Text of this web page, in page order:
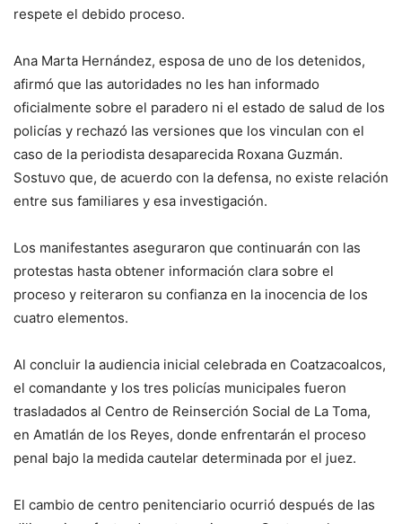
respete el debido proceso.
Ana Marta Hernández, esposa de uno de los detenidos,
afirmó que las autoridades no les han informado
oficialmente sobre el paradero ni el estado de salud de los
policías y rechazó las versiones que los vinculan con el
caso de la periodista desaparecida Roxana Guzmán.
Sostuvo que, de acuerdo con la defensa, no existe relación
entre sus familiares y esa investigación.
Los manifestantes aseguraron que continuarán con las
protestas hasta obtener información clara sobre el
proceso y reiteraron su confianza en la inocencia de los
cuatro elementos.
Al concluir la audiencia inicial celebrada en Coatzacoalcos,
el comandante y los tres policías municipales fueron
trasladados al Centro de Reinserción Social de La Toma,
en Amatlán de los Reyes, donde enfrentarán el proceso
penal bajo la medida cautelar determinada por el juez.
El cambio de centro penitenciario ocurrió después de las